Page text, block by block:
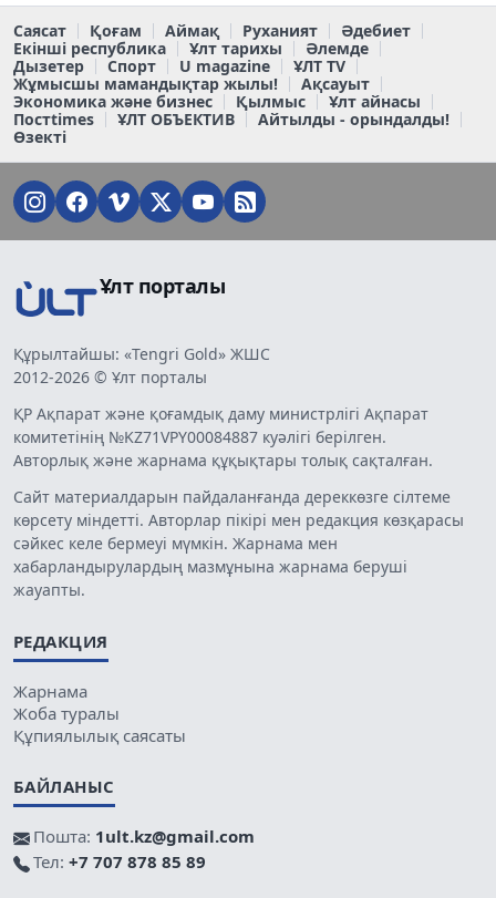
Саясат Қоғам Аймақ Руханият
Әдебиет
Екінші республика
Ұлт тарихы
Әлемде
Дызетер
Спорт U magazine
ҰЛТ TV
Жұмысшы мамандықтар жылы!
Ақсауыт
Экономика және бизнес
Қылмыс
Ұлт айнасы
Постtimes
ҰЛТ ОБЪЕКТИВ
Айтылды - орындалды!
Өзекті
Ұлт порталы
Құрылтайшы: «Tengri Gold» ЖШС
2012-2026 © Ұлт порталы
ҚР Ақпарат және қоғамдық даму министрлігі Ақпарат
комитетінің №KZ71VPY00084887 куәлігі берілген.
Авторлық және жарнама құқықтары толық сақталған.
Сайт материалдарын пайдаланғанда дереккөзге сілтеме
көрсету міндетті. Авторлар пікірі мен редакция көзқарасы
сәйкес келе бермеуі мүмкін. Жарнама мен
хабарландырулардың мазмұнына жарнама беруші
жауапты.
РЕДАКЦИЯ
Жарнама
Жоба туралы
Құпиялылық саясаты
БАЙЛАНЫС
Пошта: 1ult.kz@gmail.com
Тел: +7 707 878 85 89